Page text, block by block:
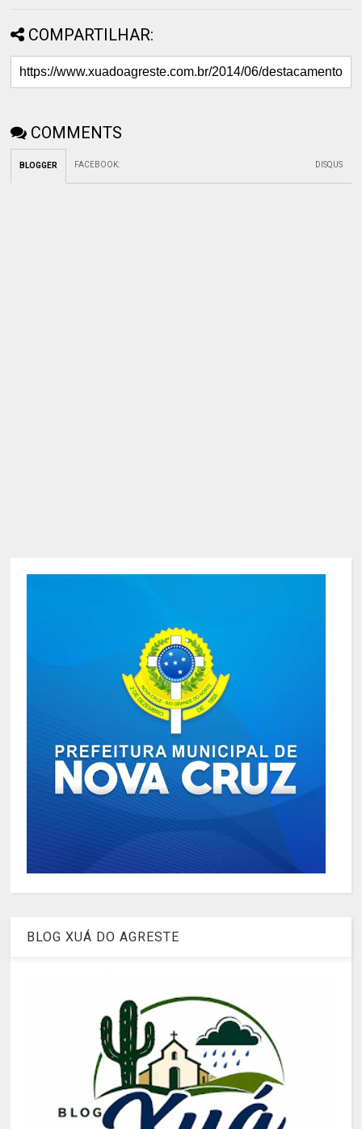
COMPARTILHAR:
COMMENTS
BLOGGER FACEBOOK: DISQUS
BLOG XUÁ DO AGRESTE